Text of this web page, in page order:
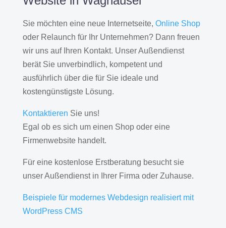
Sie möchten eine neue Internetseite, Online Shop
oder Relaunch für Ihr Unternehmen? Dann freuen
wir uns auf Ihren Kontakt. Unser Außendienst
berät Sie unverbindlich, kompetent und
ausführlich über die für Sie ideale und
kostengünstigste Lösung.
Kontaktieren Sie uns!
Egal ob es sich um einen Shop oder eine
Firmenwebsite handelt.
Für eine kostenlose Erstberatung besucht sie
unser Außendienst in Ihrer Firma oder Zuhause.
Beispiele für modernes Webdesign realisiert mit
WordPress CMS